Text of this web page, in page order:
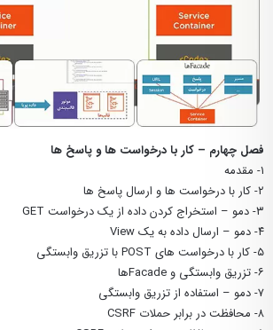
فصل چهارم – کار با درخواست ها و پاسخ ها
۱- مقدمه
۲- کار با درخواست ها و ارسال پاسخ ها
۳- دمو – استخراج کردن داده از یک درخواست GET
۴- دمو – ارسال داده به یک View
۵- کار با درخواست های POST با تزریق وابستگی
۶- تزریق وابستگی و Facadeها
۷- دمو – استفاده از تزریق وابستگی
۸- محافظت در برابر حملات CSRF